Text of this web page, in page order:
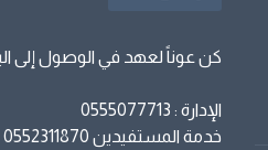
كن عوناً لعهد في الوصول إلى
الإدارة : 0555077713
خدمة المستفيدين 0552311870